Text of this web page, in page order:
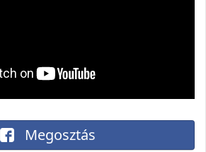
Megosztás